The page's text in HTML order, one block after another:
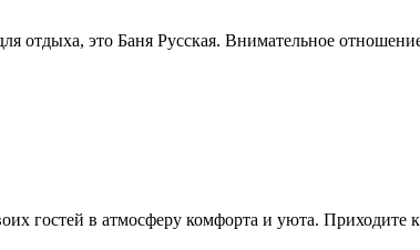
отдыха, это Баня Русская. Внимательное
гостей в атмосферу комфорта и уюта. Приходите